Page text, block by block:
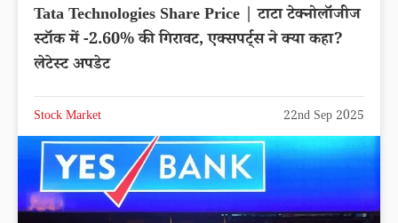
Tata Technologies Share Price | टाटा टेक्नोलॉजीज
स्टॉक में -2.60% की गिरावट, एक्सपर्ट्स ने क्या कहा?
लेटेस्ट अपडेट
Stock Market 22nd Sep 2025